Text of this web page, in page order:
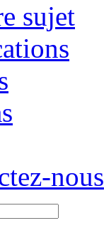
sujet
nous